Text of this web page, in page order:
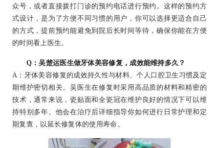
众号，或者直接拨打门诊的预约电话进行预约。这样的预约方
式设计，是为了方便不同习惯的用户，你可以选择更适合自己
的方式，提前预约能避免到院后长时间等待，确保你能在方便
的时间看上医生。
Q：吴楚运医生做牙体美容修复，成效能维持多久？
A：牙体美容修复的成效持久性与材料、个人口腔卫生习惯及定
期维护密切相关。吴医生在修复时采用高品质的材料和精密的
技术，通常来说，瓷贴面和全瓷冠在维护良好的情况下可以维
持特别多年。他会在治疗后详细指导你如何进行日常护理和定
期复查，以延长修复体的使用寿命。